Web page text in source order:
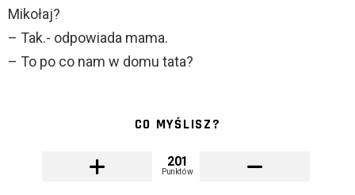
Mikołaj?
– Tak.- odpowiada mama.
– To po co nam w domu tata?
CO MYŚLISZ?
201
Punktów